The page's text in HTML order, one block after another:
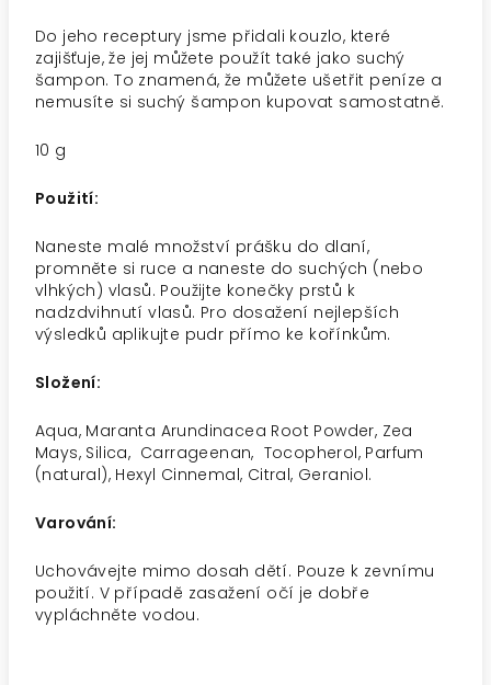
Do jeho receptury jsme přidali kouzlo, které
zajišťuje, že jej můžete použít také jako suchý
šampon. To znamená, že můžete ušetřit peníze a
nemusíte si suchý šampon kupovat samostatně.
10 g
Použití:
Naneste malé množství prášku do dlaní,
promněte si ruce a naneste do suchých (nebo
vlhkých) vlasů. Použijte konečky prstů k
nadzdvihnutí vlasů. Pro dosažení nejlepších
výsledků aplikujte pudr přímo ke kořínkům.
Složení:
Aqua, Maranta Arundinacea Root Powder, Zea
Mays, Silica, Carrageenan, Tocopherol, Parfum
(natural), Hexyl Cinnemal, Citral, Geraniol.
Varování:
Uchovávejte mimo dosah dětí. Pouze k zevnímu
použití. V případě zasažení očí je dobře
vypláchněte vodou.